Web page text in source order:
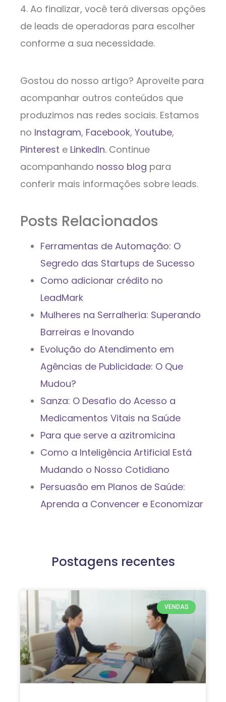
4. Ao finalizar, você terá diversas opções
de leads de operadoras para escolher
conforme a sua necessidade.
Gostou do nosso artigo? Aproveite para
acompanhar outros conteúdos que
produzimos nas redes sociais. Estamos
no Instagram, Facebook, Youtube,
Pinterest e LinkedIn. Continue
acompanhando nosso blog para
conferir mais informações sobre leads.
Posts Relacionados
Ferramentas de Automação: O
Segredo das Startups de Sucesso
Como adicionar crédito no
LeadMark
Mulheres na Serralheria: Superando
Barreiras e Inovando
Evolução do Atendimento em
Agências de Publicidade: O Que
Mudou?
Sanza: O Desafio do Acesso a
Medicamentos Vitais na Saúde
Para que serve a azitromicina
Como a Inteligência Artificial Está
Mudando o Nosso Cotidiano
Persuasão em Planos de Saúde:
Aprenda a Convencer e Economizar
Postagens recentes
VENDAS